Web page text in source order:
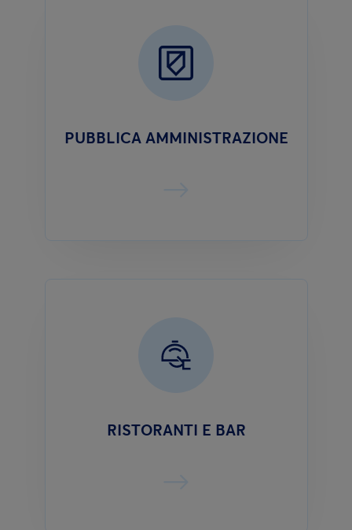
PUBBLICA AMMINISTRAZIONE
RISTORANTI E BAR